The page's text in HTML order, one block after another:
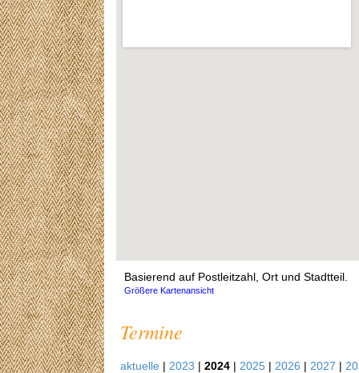
Basierend auf Postleitzahl, Ort und Stadtteil.
Größere Kartenansicht
Termine
aktuelle | 2023 | 2024 | 2025 | 2026 | 2027 |